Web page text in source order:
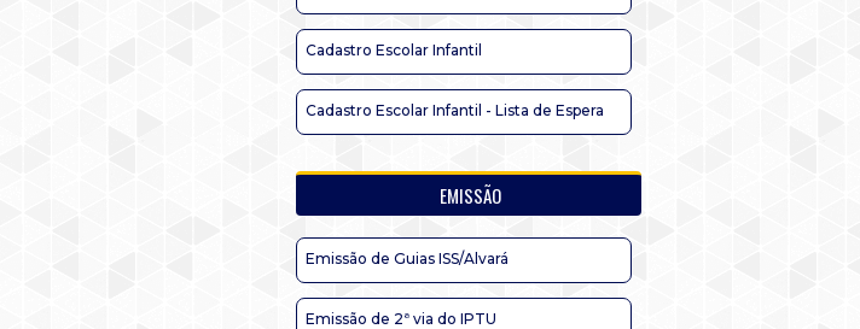
Cadastro Escolar Infantil
Cadastro Escolar Infantil - Lista de Espera
EMISSÃO
Emissão de Guias ISS/Alvará
Emissão de 2ª via do IPTU